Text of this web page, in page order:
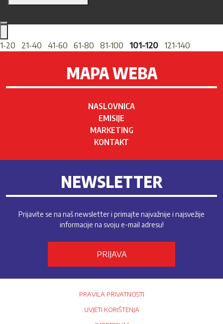
1-20 21-40 41-60 61-80 81-100 101-120 121-140
MAPA WEBA
NASLOVNICA
EMISIJE
MARKETING
KONTAKT
NEWSLETTER
Prijavite se na naš newsletter i primajte najvažnije i najsvežije
informacije na svoju e-mail adresu!
PRIJAVA
PRAVILA PRIVATNOSTI
UVJETI KORIŠTENJA